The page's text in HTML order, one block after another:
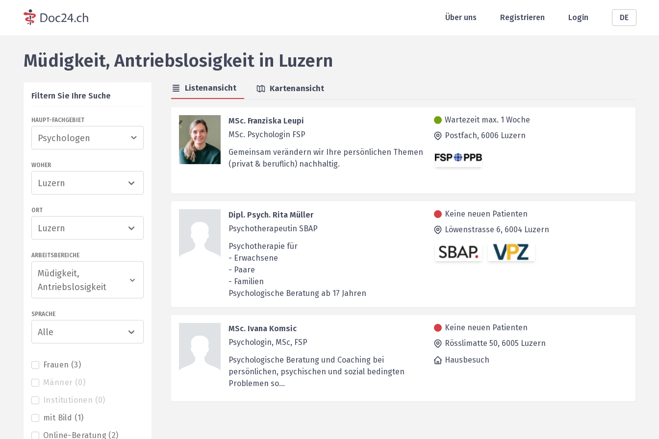
Über uns Registrieren Login DE
Müdigkeit, Antriebslosigkeit in Luzern
Filtern Sie Ihre Suche
HAUPT-FACHGEBIET
WOHER
Luzern
ORT
Luzern
ARBEITSBEREICHE
Müdigkeit,
Antriebslosigkeit
SPRACHE
Alle
Frauen (3)
Männer (0)
Institutionen (0)
mit Bild (1)
Online-Beratung (2)
Listenansicht Kartenansicht
MSc. Franziska Leupi
MSc. Psychologin FSP
Gemeinsam verändern wir Ihre persönlichen Themen
(privat & beruflich) nachhaltig.
Wartezeit max. 1 Woche
Postfach, 6006 Luzern
Dipl. Psych. Rita Müller
Psychotherapeutin SBAP
Psychotherapie für
- Erwachsene
- Paare
- Familien
Psychologische Beratung ab 17 Jahren
Keine neuen Patienten
Löwenstrasse 6, 6004 Luzern
MSc. Ivana Komsic
Psychologin, MSc, FSP
Psychologische Beratung und Coaching bei
persönlichen, psychischen und sozial bedingten
Problemen so...
Keine neuen Patienten
Rösslimatte 50, 6005 Luzern
Hausbesuch